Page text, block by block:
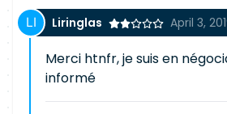
Liringlas April 3,
Merci htnfr, je suis en
informé